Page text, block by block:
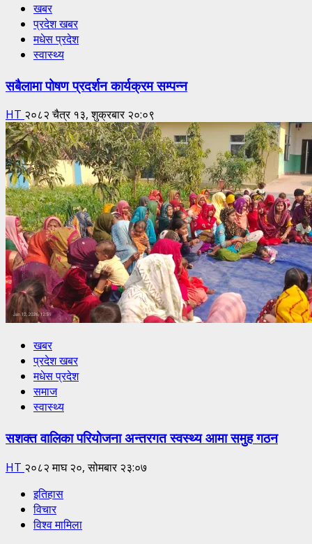
खबर
प्रदेश खबर
मधेस प्रदेश
स्वास्थ्य
सबैलामा पोषण प्रदर्शन कार्यक्रम सम्पन्न
HT २०८२ चैत्र १३, शुक्रबार २०:०९
खबर
प्रदेश खबर
मधेस प्रदेश
समाज
स्वास्थ्य
सशक्त वालिका परियोजना अन्तरगत स्वस्थ्य आमा समुह गठन
HT २०८२ माघ २०, सोमबार २३:०७
इतिहास
विचार
विश्व मामिला